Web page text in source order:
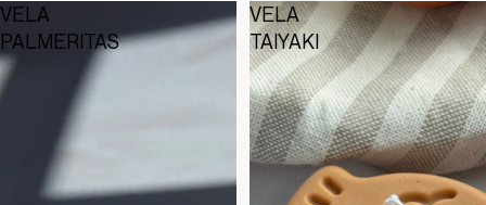
VELA
PALMERITAS
VELA
TAIYAKI